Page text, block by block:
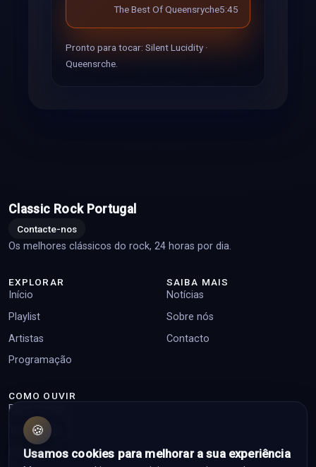
The Best Of Queensryche5:45
Pronto para tocar: Silent Lucidity ·
Queensrche.
Classic Rock Portugal
Contacte-nos
Os melhores clássicos do rock, 24 horas por dia.
EXPLORAR
Início
Playlist
Artistas
Programação
SAIBA MAIS
Notícias
Sobre nós
Contacto
COMO OUVIR
Player online
Top pedidos
Facebook
🍪
Usamos cookies para melhorar a sua experiência